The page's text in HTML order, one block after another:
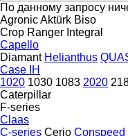
По данному запросу
AgronicAktürk Biso
Crop Ranger Integral
Capello
Diamant Helianthus
Case IH
1020 1030 1083 2020
Caterpillar
F-series
Claas
C-series Cerio Conspeed